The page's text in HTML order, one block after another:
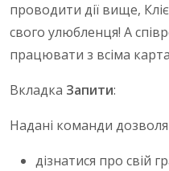
проводити дії вище,
свого улюбленця! А
працювати з всіма
Вкладка Запити:
Надані команди
дізнатися про свій